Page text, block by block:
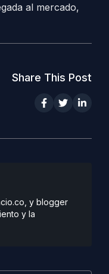
al mercado,
Share This Post
y blogger
y la